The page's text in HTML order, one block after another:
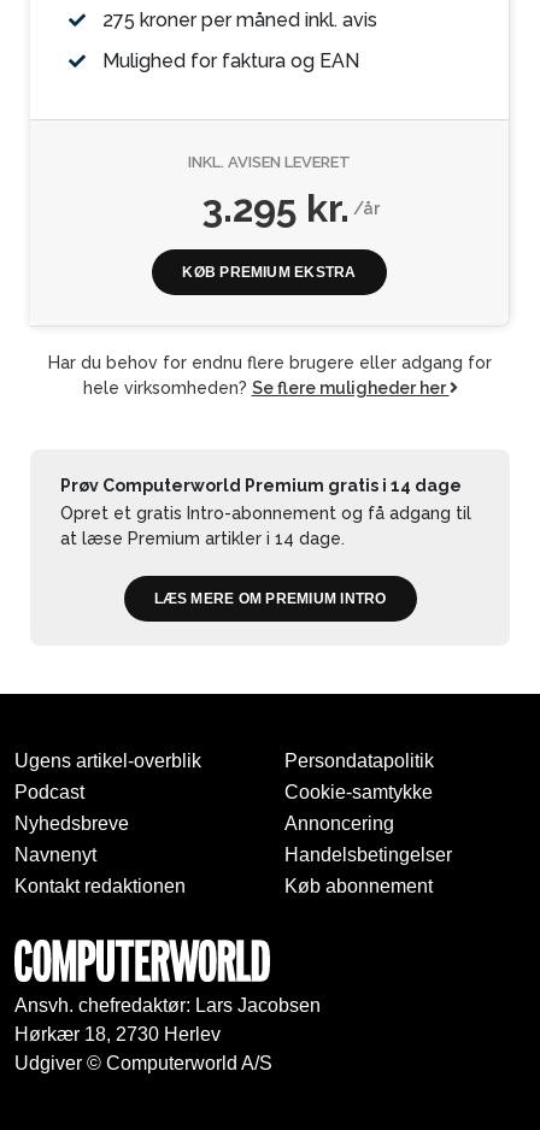
275 kroner per måned inkl. avis
Mulighed for faktura og EAN
INKL. AVISEN LEVERET
3.295 kr./år
KØB PREMIUM EKSTRA
Har du behov for endnu flere brugere eller adgang for
hele virksomheden? Se flere muligheder her
Prøv Computerworld Premium gratis i 14 dage
Opret et gratis Intro-abonnement og få adgang til
at læse Premium artikler i 14 dage.
LÆS MERE OM PREMIUM INTRO
Ugens artikel-overblik
Podcast
Nyhedsbreve
Navnenyt
Kontakt redaktionen
Persondatapolitik
Cookie-samtykke
Annoncering
Handelsbetingelser
Køb abonnement
Ansvh. chefredaktør: Lars Jacobsen
Hørkær 18, 2730 Herlev
Udgiver © Computerworld A/S